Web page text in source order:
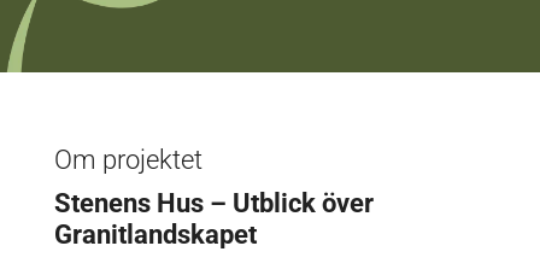
Om projektet
Stenens Hus – Utblick över
Granitlandskapet